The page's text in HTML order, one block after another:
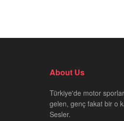
About Us
Türkiye'de motor
gelen, genç fakat bir o
Sesler.